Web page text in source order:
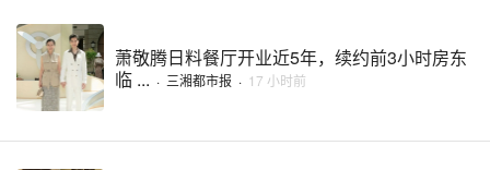
萧敬腾日料餐厅开业近5年，续约前3小时房东
临 ... · 三湘都市报 · 17 小时前